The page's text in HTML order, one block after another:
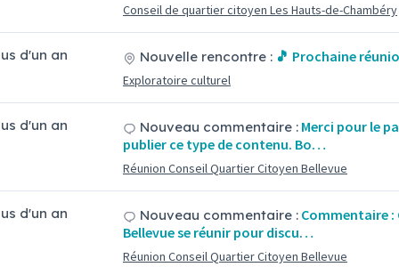
Conseil de quartier citoyen Les Hauts-de-Chambéry
d'un an Nouvelle rencontre : 🎵 Prochaine
Exploratoire culturel
d'un an Nouveau commentaire : Merci pour le
publier ce type de contenu. Bo…
Réunion Conseil Quartier Citoyen Bellevue
d'un an Nouveau commentaire : Commentaire :
Bellevue se réunir pour discu…
Réunion Conseil Quartier Citoyen Bellevue